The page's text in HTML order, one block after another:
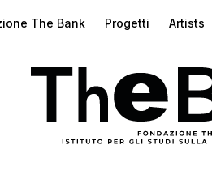
The Bank Progetti Artists